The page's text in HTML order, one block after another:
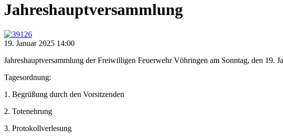
Jahreshauptversammlung
19. Januar 2025 14:00
Jahreshauptversammlung der Freiwilligen Feuerwehr Vöhringen am Sonntag, den 19.
Tagesordnung:
1. Begrüßung durch den Vorsitzenden
2. Totenehrung
3. Protokollverlesung